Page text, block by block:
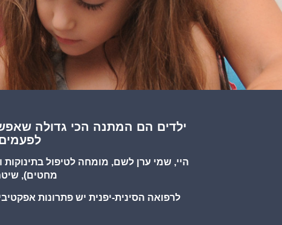
ילדים הם המתנה הכי גדולה
מחטים), שיטה שבה הכשרתי
לרפואה הסינית-יפנית יש פתרונות